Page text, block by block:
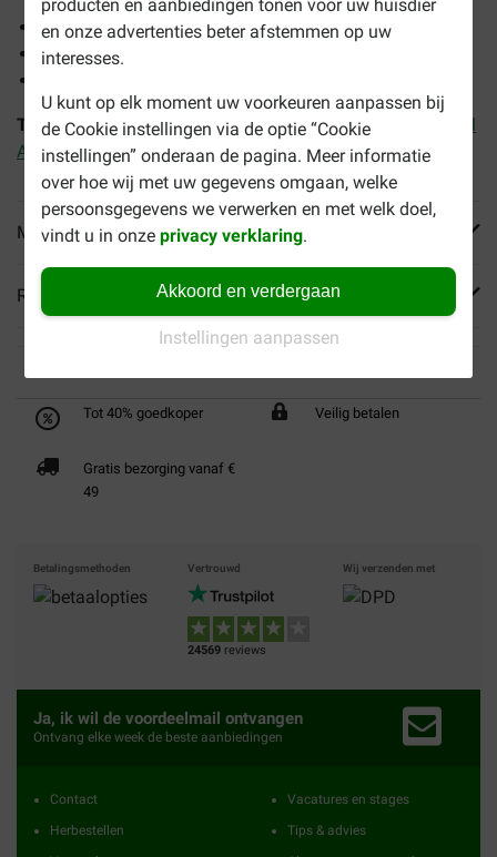
producten en aanbiedingen tonen voor uw huisdier
en onze advertenties beter afstemmen op uw
interesses.
U kunt op elk moment uw voorkeuren aanpassen bij
de Cookie instellingen via de optie “Cookie
instellingen” onderaan de pagina. Meer informatie
over hoe wij met uw gegevens omgaan, welke
persoonsgegevens we verwerken en met welk doel,
vindt u in onzeprivacy verklaring.
Akkoord en verdergaan
Instellingen aanpassen
Draagt bij aan een gezonde glanzende vacht
Ondersteunt het gebit
Tip:Combineer dit droogvoer met o.a.Royal Canin X-Small
Adult natvoer hond
Meer informatie
Reviews
Tot 40% goedkoper Veilig betalen
Gratis bezorging vanaf €
49
Betalingsmethoden Vertrouwd
24569 reviews
Wij verzenden met
Ja, ik wil de voordeelmail ontvangen
Ontvang elke week de beste aanbiedingen
Contact
Herbestellen
Vacatures en stages
Tips & advies